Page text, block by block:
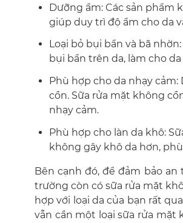
Dưỡng ẩm: Các sản phẩm
giúp duy trì độ ẩm cho da
Loại bỏ bụi bẩn và bã nhờn:
bụi bẩn trên da, làm cho
Phù hợp cho da nhạy
cồn. Sữa rửa mặt không
nhạy cảm.
Phù hợp cho làn da khô:
không gây khô da hơn,
Bên cạnh đó, để đảm bảo
trường còn có sữa rửa mặt
hợp với loại da của bạn rất
vẫn cần một loại sữa rửa